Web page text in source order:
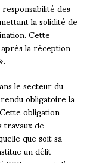
des
la solidité de
Cette
la réception
le secteur du
obligatoire la
obligation
de
que soit sa
un délit